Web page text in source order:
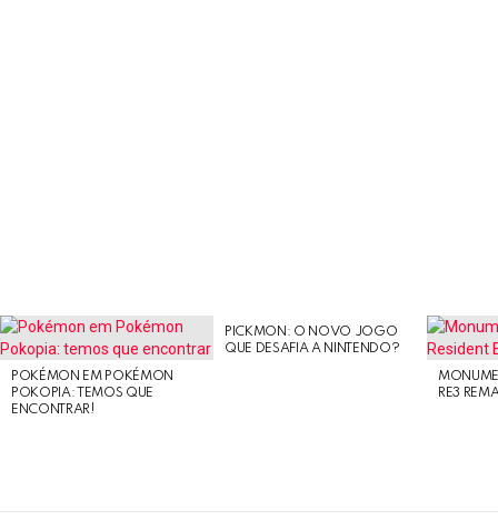
LATEST
STORIES
POKÉMON EM POKÉMON
POKOPIA: TEMOS QUE
ENCONTRAR!
PICKMON: O NOVO JOGO
QUE DESAFIA A NINTENDO?
RE3